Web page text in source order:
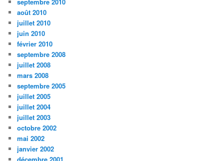
août 2010
juillet 2010
juin 2010
février 2010
septembre 2008
juillet 2008
mars 2008
septembre 2005
juillet 2005
juillet 2004
juillet 2003
octobre 2002
mai 2002
janvier 2002